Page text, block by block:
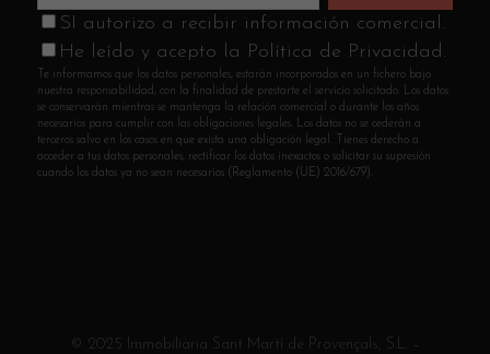
SI autorizo a recibir información comercial.
He leído y acepto la Política de Privacidad.
Te informamos que los datos personales, estarán incorporados en un fichero bajo
nuestra responsabilidad, con la finalidad de prestarte el servicio solicitado. Los datos
se conservarán mientras se mantenga la relación comercial o durante los años
necesarios para cumplir con las obligaciones legales. Los datos no se cederán a
terceros salvo en los casos en que exista una obligación legal. Tienes derecho a
acceder a tus datos personales, rectificar los datos inexactos o solicitar su supresión
cuando los datos ya no sean necesarios (Reglamento (UE) 2016/679).
© 2025 Immobiliària Sant Martí de Provençals, S.L. –